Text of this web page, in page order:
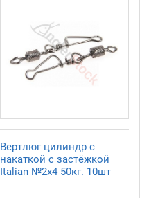
Вертлюг цилиндр с
накаткой с застёжкой
Italian №2х4 50кг. 10шт